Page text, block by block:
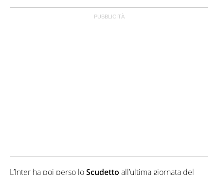
L’Inter ha poi perso loScudetto all’ultima giornata del